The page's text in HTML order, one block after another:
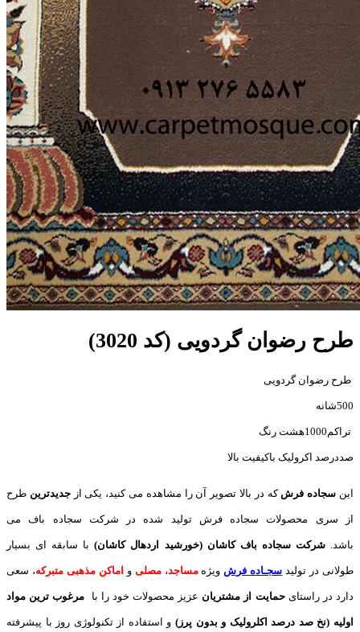
طرح رضوان گردویی (کد 3020)
طرح رضوان گردویی
500شانه
تراکم1000هشت رنگ
صددرصد اکرولیک باکیفیت بالا
این سجاده فرش که در بالا تصویر آن را مشاهده می کنید، یکی ازجدیدترین طرح
از سری محصولات سجاده فرش تولید شده در شرکت سجاده باف می
باشد.شرکت سجاده باف کاشان (خورشید اردهال کاشان)با سابقه ای بسیار
طولانی در تولید سجـاده فرش ویژهمساجد،مصلی و اماکن مذهبی متبرکه، سعی
دارد در راستایحمایت از مشتریان عزیز محصولات خود را با مرغوب ترین مواد
اولیه (نخ صد درصد اکلرولیک و بدون پرز) و استفاده از تکنولوژی روز با پیشرفته